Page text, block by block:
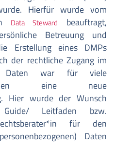
Hierfür wurde vom
Data Steward
beauftragt,
Betreuung und
Erstellung eines DMPs
der rechtliche Zugang im
Daten war für viele
eine neue
Hier wurde der Wunsch
Leitfaden bzw.
für den
Daten